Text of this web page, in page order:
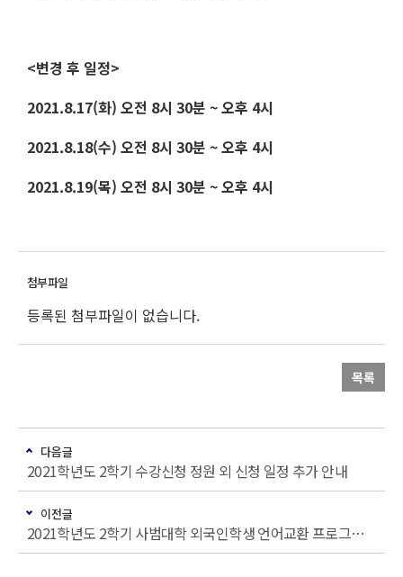
<변경 후 일정>
2021.8.17(화) 오전 8시 30분 ~ 오후 4시
2021.8.18(수) 오전 8시 30분 ~ 오후 4시
2021.8.19(목) 오전 8시 30분 ~ 오후 4시
등록된 첨부파일이 없습니다.
목록
다음글
2021학년도 2학기 수강신청 정원 외 신청 일정 추가 안내
이전글
2021학년도 2학기 사범대학 외국인학생 언어교환 프로그램 (LEP) 신청안내